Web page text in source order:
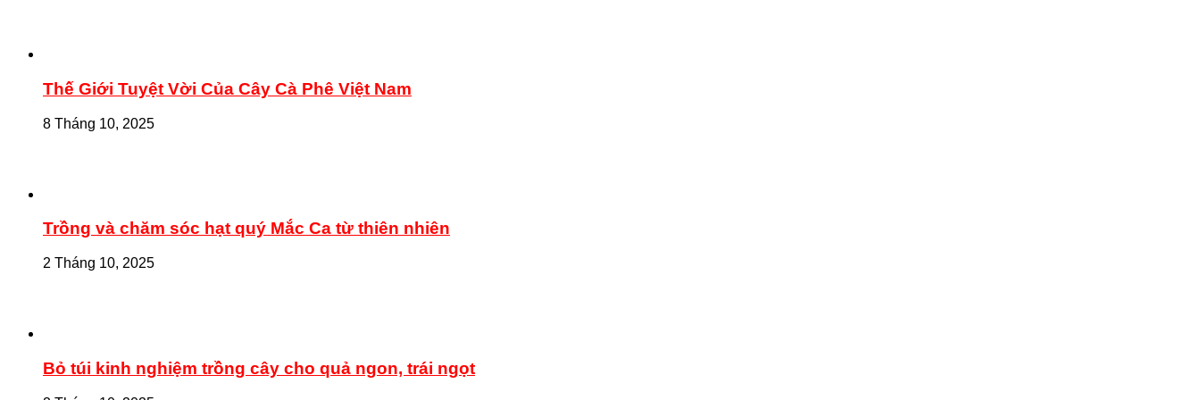
Thế Giới Tuyệt Vời Của Cây Cà Phê Việt Nam
8 Tháng 10, 2025
Trồng và chăm sóc hạt quý Mắc Ca từ thiên nhiên
2 Tháng 10, 2025
Bỏ túi kinh nghiệm trồng cây cho quả ngon, trái ngọt